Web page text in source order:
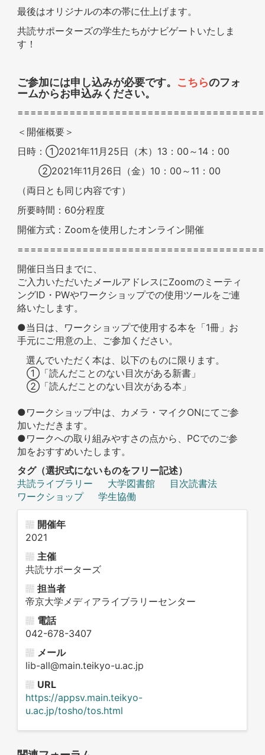
最後はオリジナルの本の帯に仕上げます。
共読サポーターズの学生たちがナビゲートいたしま
す！
ご参加には申し込みが必要です。 こちらのフォ
ームからお申込みください。
＜開催概要＞
日時：①2021年11月25日（木）13：00～14：00
②2021年11月26日（金）10：00～11：00
（両日とも同じ内容です）
所要時間：60分程度
開催方式：Zoomを使用したオンライン開催
開催日当日までに、
ご入力いただいたメールアドレスにZoomのミーティ
ングID・PWやワークショップでの使用ツールをご連
絡いたします。
●当日は、ワークショップで使用する本を「1冊」お
手元にご用意の上、ご参加ください。
選んでいただく本は、以下のものに限ります。
①「読んだことのない目次がある新書」
②「読んだことのない目次がある本」
●ワークショップ中は、カメラ・マイクONにてご参
加いただきます。
●ワークへの取り組みやすさの点から、PCでのご参
加をおすすめいたします。
タグ（選択式にないものをフリー記述）
共読ライブラリー
大学図書館
目次読書法
ワークショップ
学生協働
開催年
2021
主催
共読サポーターズ
担当者
帝京大学メディアライブラリーセンター
電話
042-678-3407
メール
lib-all@main.teikyo-u.ac.jp
URL
https://appsv.main.teikyo-
u.ac.jp/tosho/tos.html